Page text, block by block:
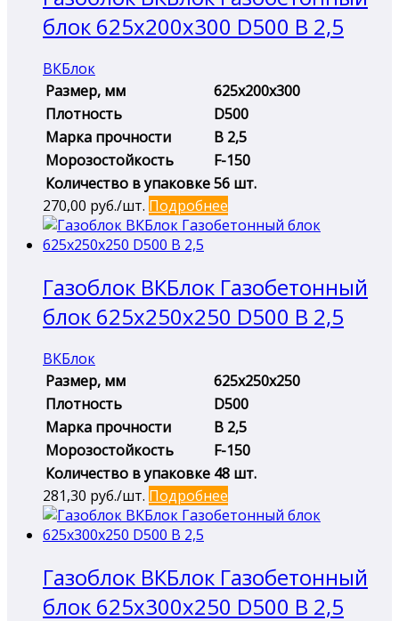
блок 625х200х300 D500 B 2,5
ВКБлок
Размер, мм
625х200х300
Плотность
D500
Марка прочности
B 2,5
Морозостойкость
F-150
Количество в упаковке56 шт.
270,00 руб./шт. Подробнее
Газоблок ВКБлок Газобетонный
блок 625х250х250 D500 B 2,5
ВКБлок
Размер, мм
625х250х250
Плотность
D500
Марка прочности
B 2,5
Морозостойкость
F-150
Количество в упаковке 48 шт.
281,30 руб./шт. Подробнее
Газоблок ВКБлок Газобетонный
блок 625х300х250 D500 B 2,5